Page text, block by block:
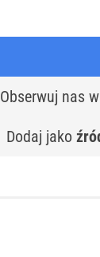
Obserwuj nas w
Dodaj jako